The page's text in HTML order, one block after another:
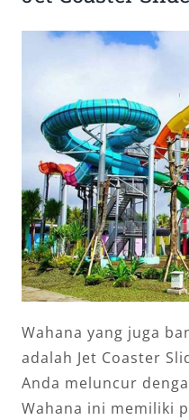
Wahana yang juga
adalah Jet Coaster
Anda meluncur
Wahana ini memiliki